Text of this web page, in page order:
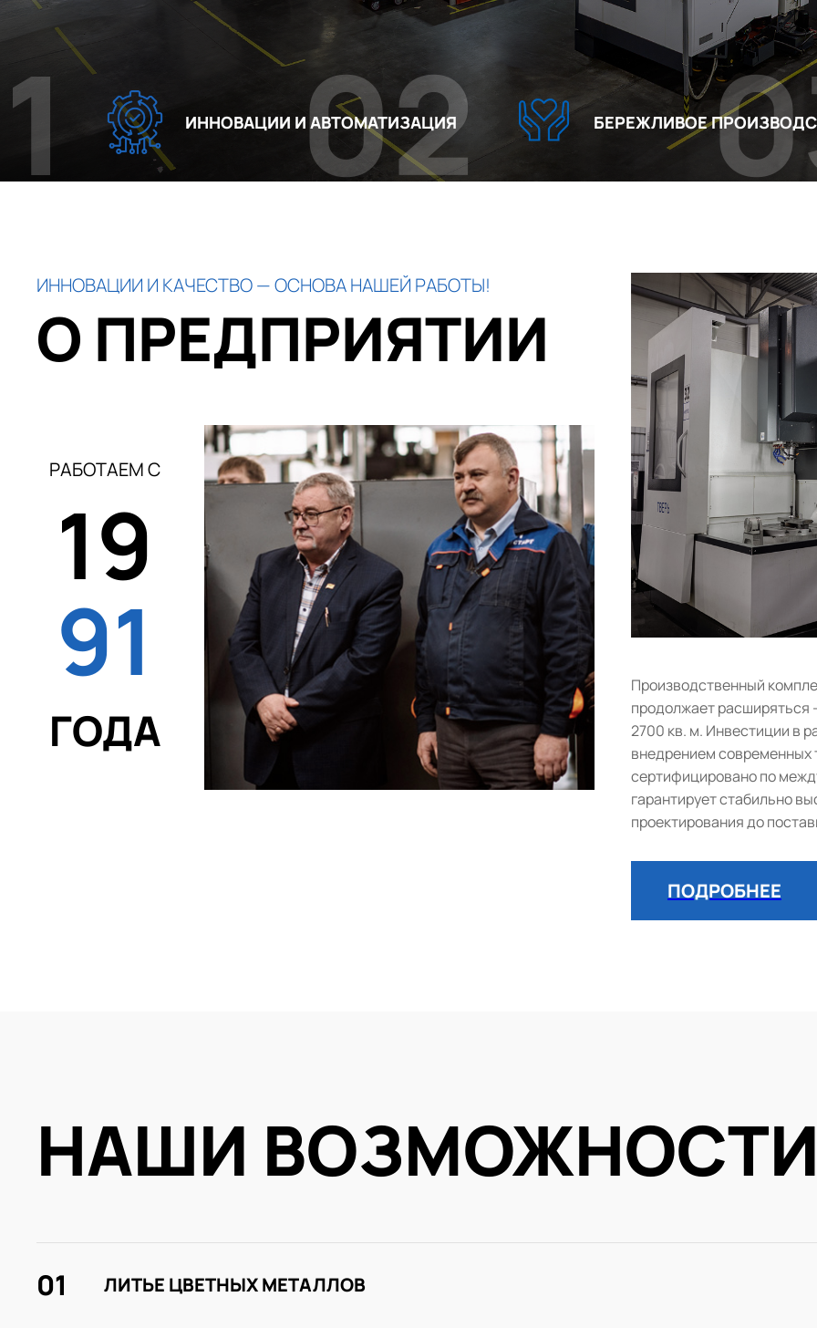
ИННОВАЦИИ И АВТОМАТИЗАЦИЯ
02 БЕРЕЖЛИВОЕ ПРОИЗВОДСТВО
03
ИННОВАЦИИ И КАЧЕСТВО — ОСНОВА НАШЕЙ РАБОТЫ!
О ПРЕДПРИЯТИИ
РАБОТАЕМ С
19
91
ГОДА
Производственный
продолжает расширяться
2700 кв. м. Инвестиции в
внедрением современных
сертифицировано по
гарантирует стабильно
проектирования до
ПОДРОБНЕЕ
НАШИ
ЛИТЬЕ ЦВЕТНЫХ МЕТАЛЛОВ
01